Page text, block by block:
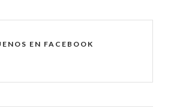
EN FACEBOOK